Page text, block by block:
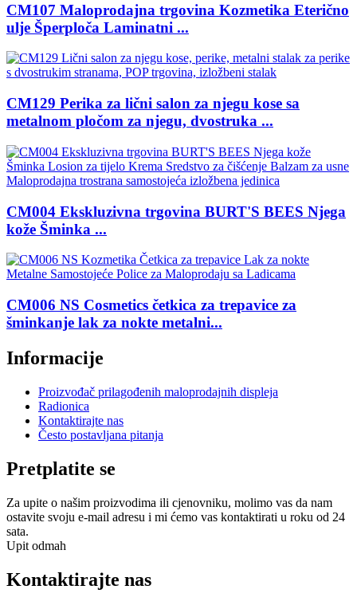
CM107 Maloprodajna trgovina Kozmetika Eterično
ulje Šperploča Laminatni ...
CM129 Perika za lični salon za njegu kose sa
metalnom pločom za njegu, dvostruka ...
CM004 Ekskluzivna trgovina BURT'S BEES Njega
kože Šminka ...
CM006 NS Cosmetics četkica za trepavice za
šminkanje lak za nokte metalni...
Informacije
Proizvođač prilagođenih maloprodajnih displeja
Radionica
Kontaktirajte nas
Često postavljana pitanja
Pretplatite se
Za upite o našim proizvodima ili cjenovniku, molimo vas da nam
ostavite svoju e-mail adresu i mi ćemo vas kontaktirati u roku od 24
sata.
Upit odmah
Kontaktirajte nas